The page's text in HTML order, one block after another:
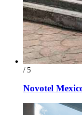
/ 5
Novotel